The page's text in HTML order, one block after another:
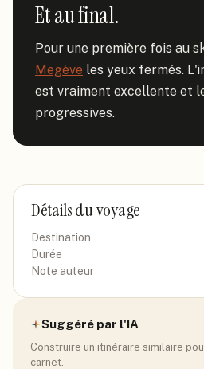
Et au final.
Megève les yeux fermés.
est vraiment excellente et
progressives.
Détails du voyage
Destination
Durée
Note auteur
Suggéré par l'IA
Construire un itinéraire similaire
carnet.